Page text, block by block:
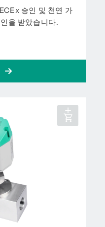
승인 및 천연 가
을 받았습니다.